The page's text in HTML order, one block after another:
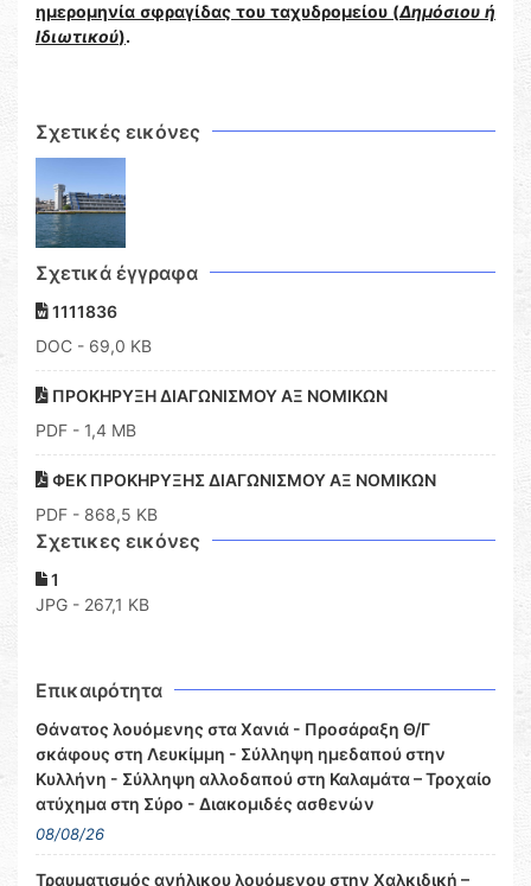
ημερομηνία σφραγίδας του ταχυδρομείου (Δημόσιου ή
Ιδιωτικού).
Σχετικές εικόνες
Σχετικά έγγραφα
1111836
DOC - 69,0 KB
ΠΡΟΚΗΡΥΞΗ ΔΙΑΓΩΝΙΣΜΟΥ ΑΞ ΝΟΜΙΚΩΝ
PDF - 1,4 MB
ΦΕΚ ΠΡΟΚΗΡΥΞΗΣ ΔΙΑΓΩΝΙΣΜΟΥ ΑΞ ΝΟΜΙΚΩΝ
PDF - 868,5 KB
Σχετικες εικόνες
1
JPG - 267,1 KB
Επικαιρότητα
Θάνατος λουόμενης στα Χανιά - Προσάραξη Θ/Γ
σκάφους στη Λευκίμμη - Σύλληψη ημεδαπού στην
Κυλλήνη - Σύλληψη αλλοδαπού στη Καλαμάτα – Τροχαίο
ατύχημα στη Σύρο - Διακομιδές ασθενών
08/08/26
Τραυματισμός ανήλικου λουόμενου στην Χαλκιδική –